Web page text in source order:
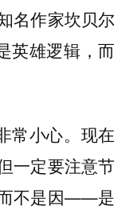
名作家坎贝尔
英雄逻辑，而
常小心。现在
一定要注意节
不是因——是